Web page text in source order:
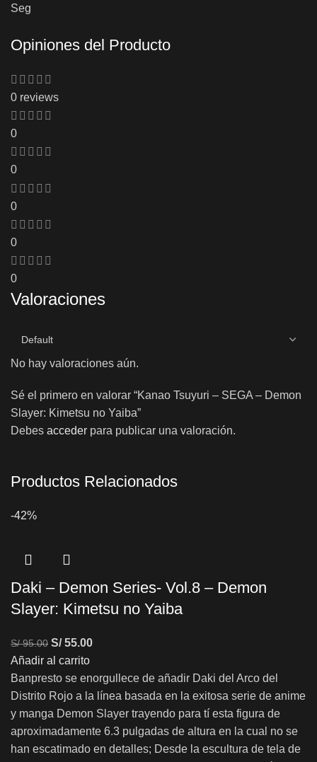
Seg
Opiniones del Producto
0 reviews
0
0
0
0
0
Valoraciones
No hay valoraciones aún.
Sé el primero en valorar “Kanao Tsuyuri – SEGA – Demon
Slayer: Kimetsu no Yaiba”
Debes acceder para publicar una valoración.
Productos Relacionados
-42%
Daki – Demon Series- Vol.8 – Demon
Slayer: Kimetsu no Yaiba
S/95.00 S/55.00
Añadir al carrito
Banpresto se enorgullece de añadir Daki del Arco del
Distrito Rojo a la línea basada en la exitosa serie de anime
y manga Demon Slayer trayendo para tí esta figura de
aproximadamente 6.3 pulgadas de altura en la cual no se
han escatimado en detalles; Desde la escultura de tela de